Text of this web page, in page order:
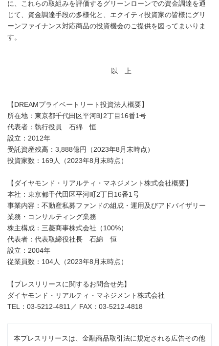
に、これらの取組みを評価するグリーンローンでの資金調達を通
じて、資金調達手段の多様化と、エクイティ投資家の皆様にグリ
ーンファイナンス対応商品の投資機会のご提供を図ってまいりま
す。
以 上
【DREAMプライベートリート投資法人概要】
所在地：東京都千代田区平河町2丁目16番1号
代表者：執行役員 石綿 恒
設立：2012年
受託資産残高：3,888億円（2023年8月末時点）
投資家数：169人（2023年8月末時点）
【ダイヤモンド・リアルティ・マネジメント株式会社概要】
本社：東京都千代田区平河町2丁目16番1号
事業内容：不動産私募ファンドの組成・運用及びアドバイザリー
業務・コンサルティング業務
株主構成：三菱商事株式会社（100%）
代表者：代表取締役社長 石綿 恒
設立：2004年
従業員数：104人（2023年8月末時点）
【プレスリリースに関するお問合せ先】
ダイヤモンド・リアルティ・マネジメント株式会社
TEL：03-5212-4811／ FAX：03-5212-4818
本プレスリリースは、金融商品取引法に規定される広告その他